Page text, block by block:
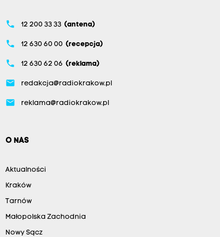
phone 12 200 33 33 (antena)
phone 12 630 60 00 (recepcja)
phone 12 630 62 06 (reklama)
email redakcja@radiokrakow.pl
email reklama@radiokrakow.pl
O NAS
Aktualności
Kraków
Tarnów
Małopolska Zachodnia
Nowy Sącz